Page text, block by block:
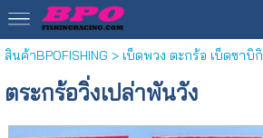
สินค้าBPOFISHING > เบ็ดพวง ตะกร้อ เบ็ดซาบิกิ
ตระกร้อวิ่งเปล่าพันวัง